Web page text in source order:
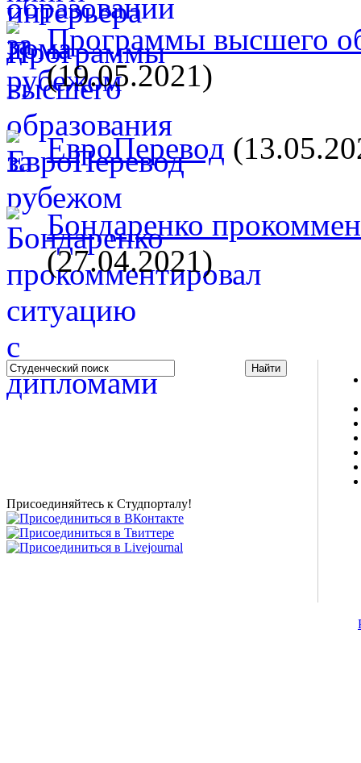
Программы высшего
(19.05.2021)
ЕвроПеревод
Бондаренко
(27.04.2021)
Studportal.net.ua - неофициальный студенческий сайт
Присоединяйтесь к Студпорталу!